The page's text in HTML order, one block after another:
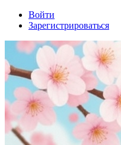
Войти
Зарегистрироваться